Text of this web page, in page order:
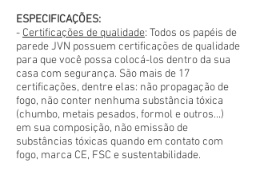
ESPECIFICAÇÕES:
- Certificações de qualidade: Todos os papéis de
parede JVN possuem certificações de qualidade
para que você possa colocá-los dentro da sua
casa com segurança. São mais de 17
certificações, dentre elas: não propagação de
fogo, não conter nenhuma substância tóxica
(chumbo, metais pesados, formol e outros...)
em sua composição, não emissão de
substâncias tóxicas quando em contato com
fogo, marca CE, FSC e sustentabilidade.